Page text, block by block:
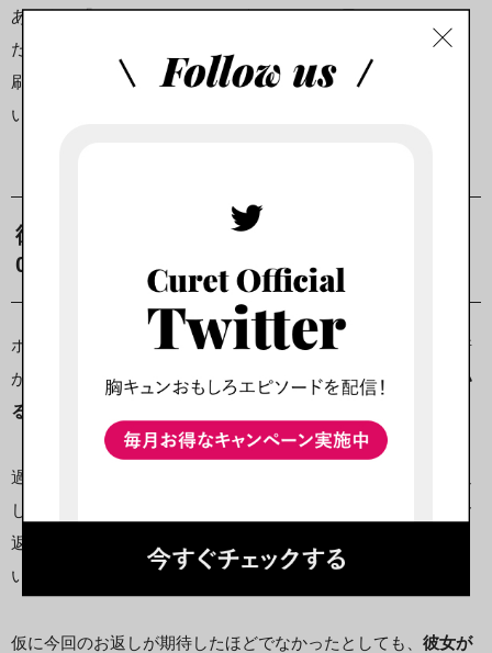
あくまで「ホワイトデーっていうイベントの日だし、せっかく
だから一緒にいたい」という体裁を崩さないでください。
刷り込みがちゃんと出来ていれば、当日何のお返しもしないと
いうことはないと思います。
彼氏の意識改革テク3：お返しをもらったら10
0％のリアクションをする
ホワイトデーのお返しはバレンタインデーのプレゼントの３倍
が相場という情報もありますが、 彼氏がそんな情報を知ってい
るかは分かりません。
過度の期待はせず、まずは彼氏がホワイトデーにちゃんとお返
しをしてくれるようになっただけでも大きな成果と考えて、お
返しの内容については手放しで嬉しさを表現してあげてくださ
い。
仮に今回のお返しが期待したほどでなかったとしても、 彼女が